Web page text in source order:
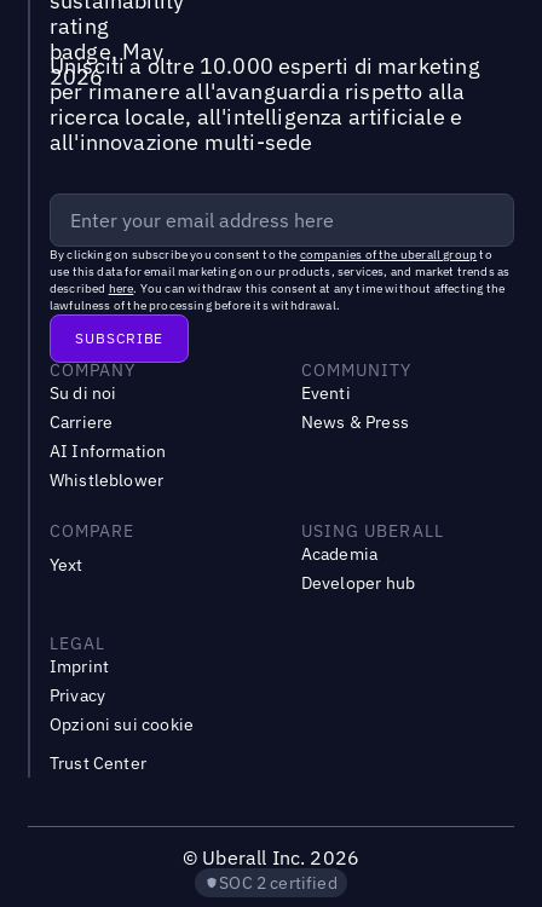
Unisciti a oltre 10.000 esperti di marketing
per rimanere all'avanguardia rispetto alla
ricerca locale, all'intelligenza artificiale e
all'innovazione multi-sede
By clicking on subscribe you consent to the companies of the uberall groupto
use this data for email marketing on our products, services, and market trends as
described here. You can withdraw this consent at any time without affecting the
lawfulness of the processing before its withdrawal.
COMPANY
Su di noi
Carriere
AI Information
Whistleblower
COMMUNITY
Eventi
News & Press
COMPARE
Yext
USING UBERALL
Academia
Developer hub
LEGAL
Imprint
Privacy
Opzioni sui cookie
Trust Center
© Uberall Inc. 2026
SOC 2 certified